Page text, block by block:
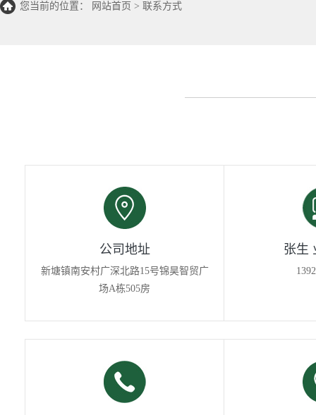
您当前的位置： 网站首页 > 联系方式
公司地址
新塘镇南安村广深北路15号锦昊智贸广
场A栋505房
张生